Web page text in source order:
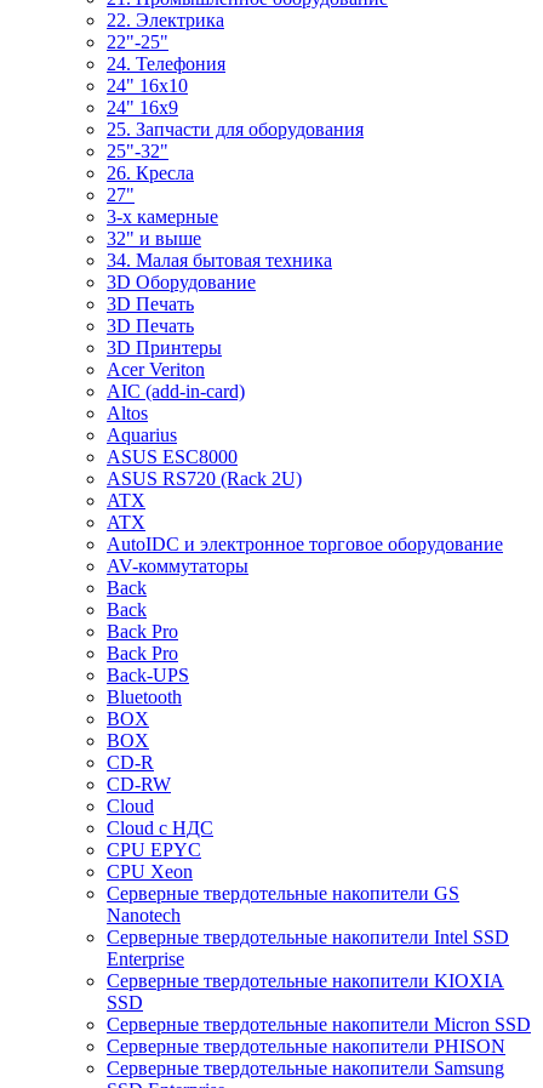
22. Электрика
22"-25"
24. Телефония
24" 16x10
24" 16x9
25. Запчасти для оборудования
25"-32"
26. Кресла
27"
3-x камерные
32" и выше
34. Малая бытовая техника
3D Оборудование
3D Печать
3D Печать
3D Принтеры
Acer Veriton
AIC (add-in-card)
Altos
Aquarius
ASUS ESC8000
ASUS RS720 (Rack 2U)
ATX
ATX
AutoIDC и электронное торговое оборудование
AV-коммутаторы
Back
Back
Back Pro
Back Pro
Back-UPS
Bluetooth
BOX
BOX
CD-R
CD-RW
Cloud
Cloud с НДС
CPU EPYC
CPU Xeon
Cерверные твердотельные накопители GS
Nanotech
Cерверные твердотельные накопители Intel SSD
Enterprise
Cерверные твердотельные накопители KIOXIA
SSD
Cерверные твердотельные накопители Micron SSD
Cерверные твердотельные накопители PHISON
Cерверные твердотельные накопители Samsung